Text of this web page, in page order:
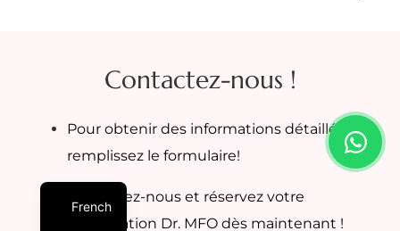
Contactez-nous !
Pour obtenir des informations détaillées,
remplissez le formulaire!
Contactez-nous et réservez votre
consultation Dr. MFO dès maintenant !
French